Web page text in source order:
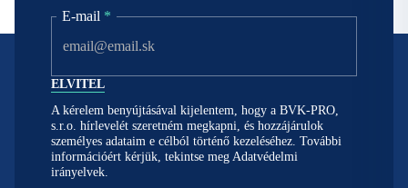
E-mail *
A kérelem benyújtásával kijelentem, hogy a BVK-PRO,
s.r.o. hírlevelét szeretném megkapni, és hozzájárulok
személyes adataim e célból történő kezeléséhez. További
információért kérjük, tekintse meg Adatvédelmi
irányelvek.